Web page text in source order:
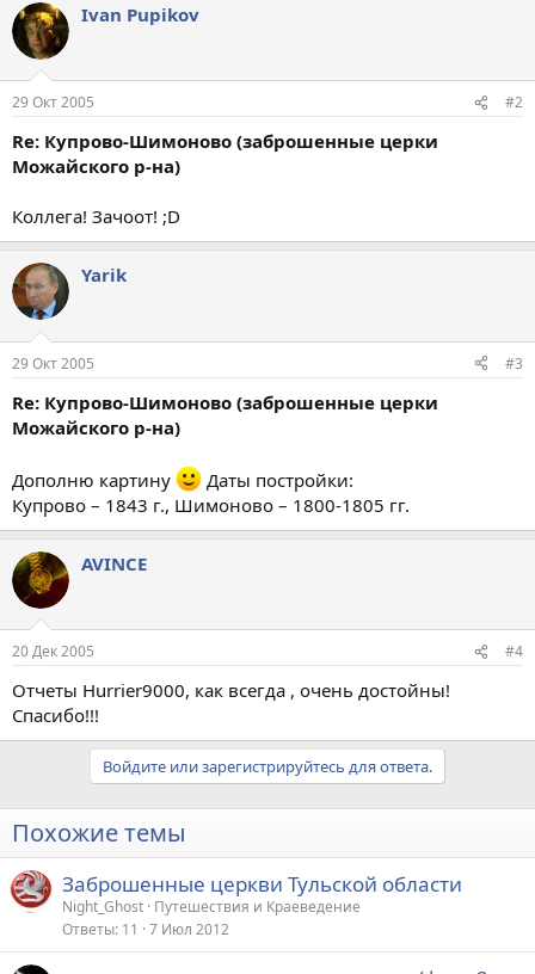
Ivan Pupikov
29 Окт 2005 #2
Re: Купрово-Шимоново (заброшенные церки
Можайского р-на)
Коллега! Зачоот! ;D
Yarik
29 Окт 2005 #3
Re: Купрово-Шимоново (заброшенные церки
Можайского р-на)
Дополню картину
Даты постройки:
Купрово – 1843 г., Шимоново – 1800-1805 гг.
AVINCE
20 Дек 2005 #4
Отчеты Hurrier9000, как всегда , очень достойны!
Спасибо!!!
Войдите или зарегистрируйтесь для ответа.
Похожие темы
Заброшенные церкви Тульской области
Night_Ghost Путешествия и Краеведение
Ответы 11 7 Июл 2012